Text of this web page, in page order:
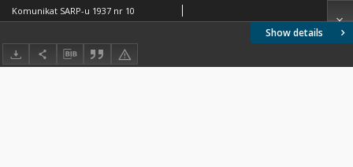
Show details
Komunikat SARP-u 1937 nr 10